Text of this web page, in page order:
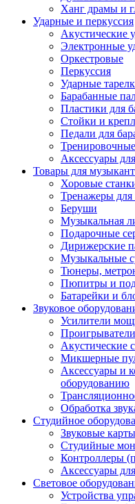
Ханг драмы и
Ударные и перкуссия
Акустические
Электронные
Оркестровые
Перкуссия
Ударные
Барабанные
Пластики для
Стойки и
Педали для
Аксессуары
Товары для
Хоровые
Тренажеры для
Беруши
Музыкальная
Подарочные
Дирижерские
Музыкальные
Тюнеры,
Пюпитры и
Батарейки и
Звуковое
Усилители
Акустические
Микшерные
Аксессуары и
оборудованию
Обработка
Студийное
Звуковые
Студийные
Контроллеры
Аксессуары
Световое
Устройства